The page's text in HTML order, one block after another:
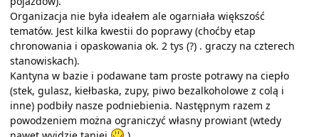
Organizacja nie była ideałem ale ogarniała większość
tematów. Jest kilka kwestii do poprawy (choćby etap
chronowania i opaskowania ok. 2 tys (?) . graczy na czterech
stanowiskach).
Kantyna w bazie i podawane tam proste potrawy na ciepło
(stek, gulasz, kiełbaska, zupy, piwo bezalkoholowe z colą i
inne) podbiły nasze podniebienia. Następnym razem z
powodzeniem można ograniczyć własny prowiant (wtedy